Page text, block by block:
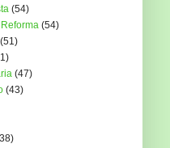
(54)
(54)
(51)
(47)
(43)